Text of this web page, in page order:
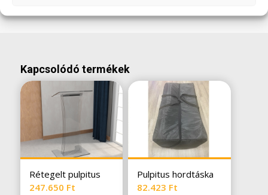
Kapcsolódó termékek
Rétegelt pulpitus
247.650 Ft
Pulpitus hordtáska
82.423 Ft